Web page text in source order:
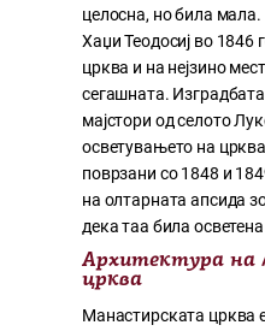
целосна, но била
Хаџи Теодосиј во 1846
црква и на нејзино
сегашната.
мајстори од селото
осветувањето на
поврзани со 1848 и
на олтарната апсида
дека таа била
Архитектура на
црква
Манастирската црква